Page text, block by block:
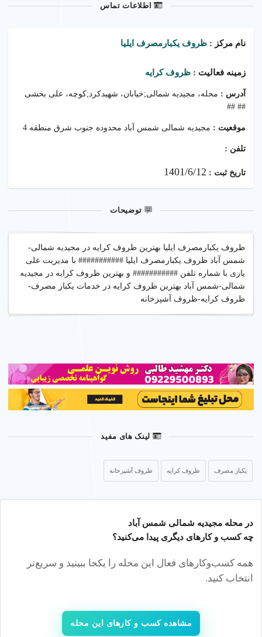
اطلاعات تماس
نام مرکز : ظروف یکبارمصرف ایلیا
زمینه فعالیت : ظروف کرایه
آدرس : محله، مجیدیه شمالی;خیابان، شهیدکرد;کوچه، علی بخشی
## ##
موقعیت : مجیدیه شمالی شمس آباد محدوده جنوب شرق منطقه 4
تلفن :
تاریخ ثبت : 1401/6/12
توضیحات
ظروف یکبارمصرف ایلیا بهترین ظروف کرایه در مجیدیه شمالی-
شمس آباد ظروف یکبارمصرف ایلیا ########### با مدیریت علی
یاری با شماره تلفن ########### و بهترین ظروف کرایه در مجیدیه
شمالی-شمس آباد بهترین ظروف کرایه در خدمات یکبار مصرف-
ظروف کرایه-ظروف آشپزخانه
لینک های مفید
یکبار مصرف ظروف کرایه ظروف آشپزخانه
در محله مجیدیه شمالی شمس آباد
چه کسب‌ و کارهای دیگری پیدا می‌کنید؟
همه کسب‌وکارهای فعال این محله را یکجا ببینید و سریع‌تر
انتخاب کنید.
مشاهده کسب و کارهای این محله